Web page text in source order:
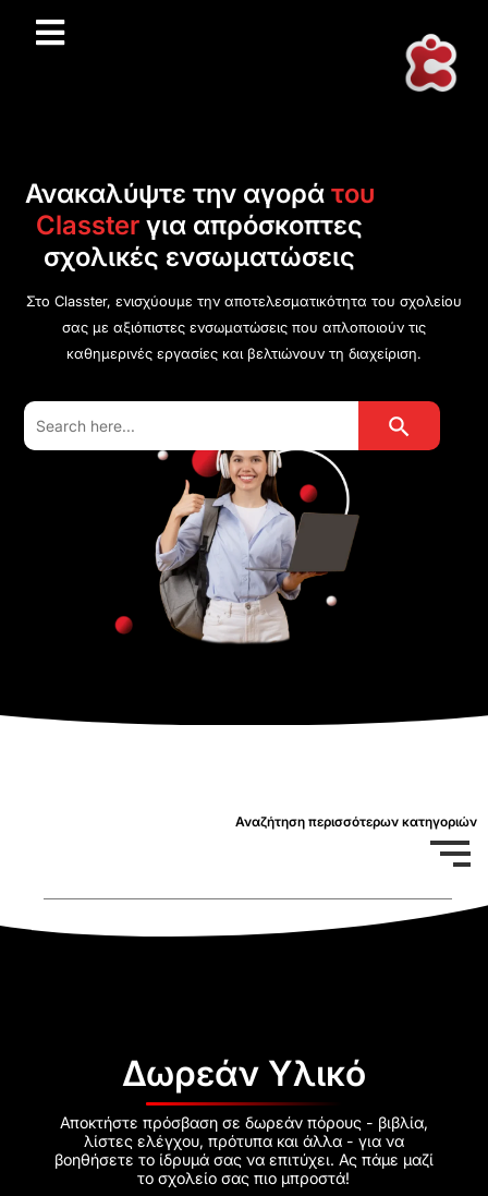
Ανακαλύψτε την αγορά του
Classter για απρόσκοπτες
σχολικές ενσωματώσεις
Στο Classter, ενισχύουμε την αποτελεσματικότητα του σχολείου
σας με αξιόπιστες ενσωματώσεις που απλοποιούν τις
καθημερινές εργασίες και βελτιώνουν τη διαχείριση.
Search
for:
Search Button
Αναζήτηση περισσότερων κατηγοριών
Δωρεάν Υλικό
Αποκτήστε πρόσβαση σε δωρεάν πόρους - βιβλία,
λίστες ελέγχου, πρότυπα και άλλα - για να
βοηθήσετε το ίδρυμά σας να επιτύχει. Ας πάμε μαζί
το σχολείο σας πιο μπροστά!